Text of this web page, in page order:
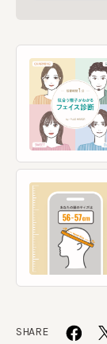
SHARE